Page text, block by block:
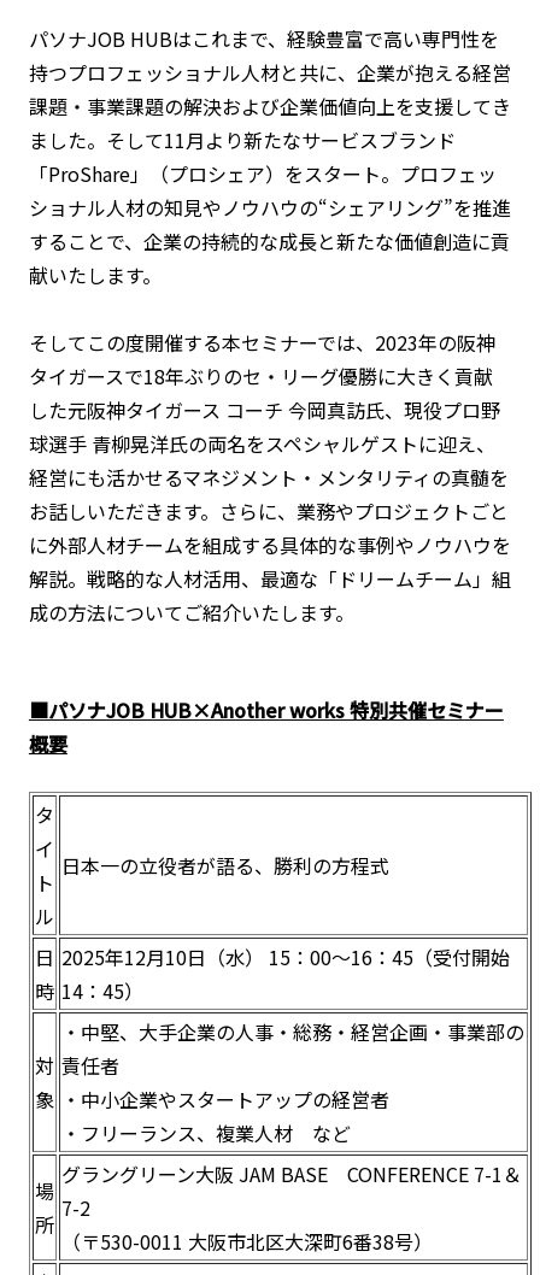
パソナJOB HUBはこれまで、経験豊富で高い専門性を
持つプロフェッショナル人材と共に、企業が抱える経営
課題・事業課題の解決および企業価値向上を支援してき
ました。そして11月より新たなサービスブランド
「ProShare」（プロシェア）をスタート。プロフェッ
ショナル人材の知見やノウハウの“シェアリング”を推進
することで、企業の持続的な成長と新たな価値創造に貢
献いたします。
そしてこの度開催する本セミナーでは、2023年の阪神
タイガースで18年ぶりのセ・リーグ優勝に大きく貢献
した元阪神タイガース コーチ 今岡真訪氏、現役プロ野
球選手 青柳晃洋氏の両名をスペシャルゲストに迎え、
経営にも活かせるマネジメント・メンタリティの真髄を
お話しいただきます。さらに、業務やプロジェクトごと
に外部人材チームを組成する具体的な事例やノウハウを
解説。戦略的な人材活用、最適な「ドリームチーム」組
成の方法についてご紹介いたします。
■パソナJOB HUB×Another works 特別共催セミナー
概要
タ
イ
ト
ル
日本一の立役者が語る、勝利の方程式
日
時
2025年12月10日（水） 15：00～16：45（受付開始
14：45）
対
象
・中堅、大手企業の人事・総務・経営企画・事業部の
責任者
・中小企業やスタートアップの経営者
・フリーランス、複業人材 など
場
所
グラングリーン大阪 JAM BASE CONFERENCE 7-1＆
7-2
（〒530-0011 大阪市北区大深町6番38号）